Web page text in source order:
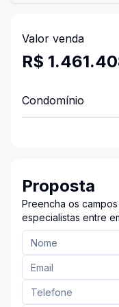
Valor venda
R$
Condomínio
Proposta
Preencha os
especialistas entre